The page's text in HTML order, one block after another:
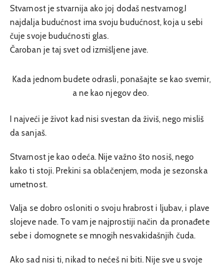
Stvarnost je stvarnija ako joj dodaš nestvarnog.I
najdalja budućnost ima svoju budućnost, koja u sebi
čuje svoje budućnosti glas.
Čaroban je taj svet od izmišljene jave.
Kada jednom budete odrasli, ponašajte se kao svemir,
a ne kao njegov deo.
I najveći je život kad nisi svestan da živiš, nego misliš
da sanjaš.
Stvarnost je kao odeća. Nije važno što nosiš, nego
kako ti stoji. Prekini sa oblačenjem, moda je sezonska
umetnost.
Valja se dobro osloniti o svoju hrabrost i ljubav, i plave
slojeve nade. To vam je najprostiji način da pronađete
sebe i domognete se mnogih nesvakidašnjih čuda.
Ako sad nisi ti, nikad to nećeš ni biti. Nije sve u svoje